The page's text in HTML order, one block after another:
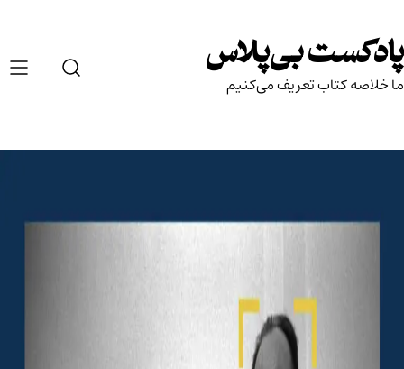
to
content
پادکست بی‌پلاس
ما خلاصه کتاب تعریف می‌کنیم